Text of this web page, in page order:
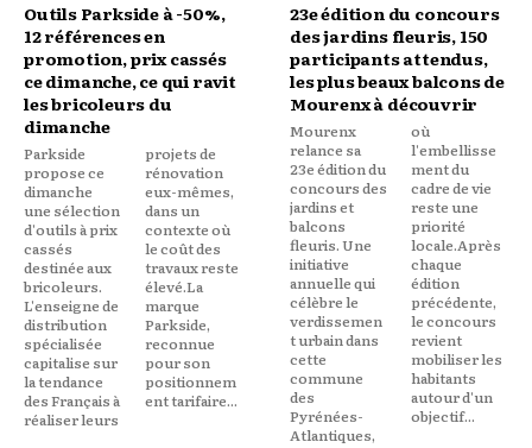
Outils Parkside à -50%,
12 références en
promotion, prix cassés
ce dimanche, ce qui ravit
les bricoleurs du
dimanche
Parkside
propose ce
dimanche
une sélection
d'outils à prix
cassés
destinée aux
bricoleurs.
L'enseigne de
distribution
spécialisée
capitalise sur
la tendance
des Français à
réaliser leurs
projets de
rénovation
eux-mêmes,
dans un
contexte où
le coût des
travaux reste
élevé.La
marque
Parkside,
reconnue
pour son
positionnem
ent tarifaire...
23e édition du concours
des jardins fleuris, 150
participants attendus,
les plus beaux balcons de
Mourenx à découvrir
Mourenx
relance sa
23e édition du
concours des
jardins et
balcons
fleuris. Une
initiative
annuelle qui
célèbre le
verdissemen
t urbain dans
cette
commune
des
Pyrénées-
Atlantiques,
où
l'embellisse
ment du
cadre de vie
reste une
priorité
locale.Après
chaque
édition
précédente,
le concours
revient
mobiliser les
habitants
autour d'un
objectif...